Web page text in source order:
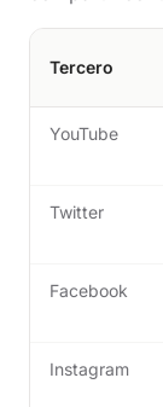
Tercero
YouTube
Twitter
Facebook
Instagram